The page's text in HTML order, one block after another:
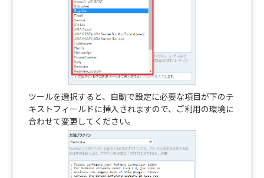
ツールを選択すると、自動で設定に必要な項目が下のテ
キストフィールドに挿入されますので、ご利用の環境に
合わせて変更してください。